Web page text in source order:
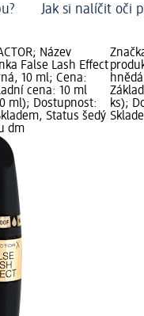
Jak si nalíčit oči
Název
False Lash Effect
10 ml; Cena:
cena: 10 ml
ml); Dostupnost:
Status šedý
dm
ks);